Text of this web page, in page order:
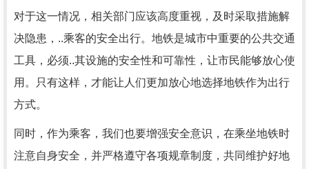
对于这一情况，相关部门应该高度重视，及时采取措施解
决隐患，..乘客的安全出行。地铁是城市中重要的公共交通
工具，必须..其设施的安全性和可靠性，让市民能够放心使
用。只有这样，才能让人们更加放心地选择地铁作为出行
方式。
同时，作为乘客，我们也要增强安全意识，在乘坐地铁时
注意自身安全，并严格遵守各项规章制度，共同维护好地